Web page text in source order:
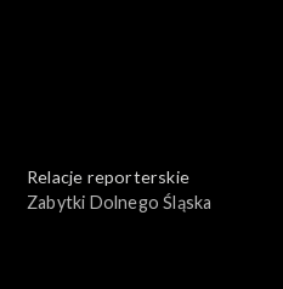
Relacje reporterskie
Zabytki Dolnego Śląska